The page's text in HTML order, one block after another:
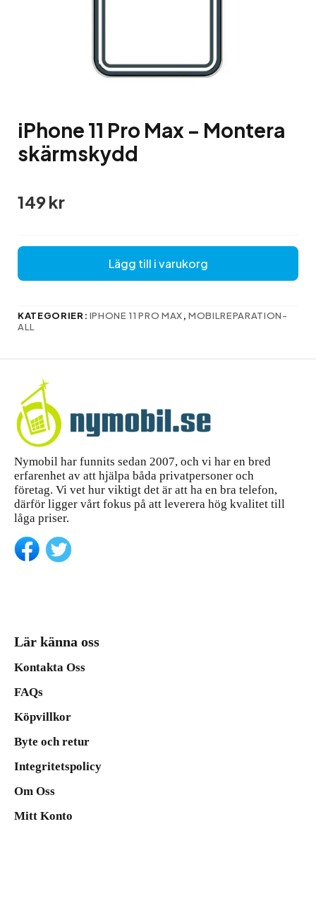
iPhone 11 Pro Max – Montera
skärmskydd
149kr
Lägg till i varukorg
KATEGORIER: IPHONE 11 PRO MAX,MOBILREPARATION-
ALL
Nymobil har funnits sedan 2007, och vi har en bred
erfarenhet av att hjälpa båda privatpersoner och
företag. Vi vet hur viktigt det är att ha en bra telefon,
därför ligger vårt fokus på att leverera hög kvalitet till
låga priser.
Lär känna oss
Kontakta Oss
FAQs
Köpvillkor
Byte och retur
Integritetspolicy
Om Oss
Mitt Konto